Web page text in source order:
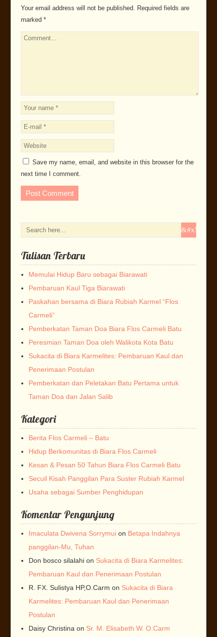
Your email address will not be published. Required fields are
marked *
Save my name, email, and website in this browser for the
next time I comment.
Tulisan Terbaru
Memulai Hidup Baru sebagai Biarawati
Pembaruan Kaul Tiga Biarawati
Paskahan bersama di Biara Rubiah Karmel “Flos
Carmeli”
Pemberkatan Taman Doa Biara Flos Carmeli Batu
Peresmian Taman Doa oleh Walikota Kota Batu
Sukacita di Biara Karmelites: Pembaruan Kaul dan
Penerimaan Postulan
Pemberkatan dan Peletakan Batu Pertama untuk
Taman Doa dan Jalan Salib
Kategori
Berita Flos Carmeli – Batu
Hidup Berkomunitas di Biara Flos Carmeli
Kesan & Pesan 50 Tahun Biara Flos Carmeli Batu
Secuil Kisah Panggilan Para Suster Rubiah Karmel
Usaha sebagai Sumber Penghidupan
Komentar Pengunjung
Imaculata Dwivena Sorrymuion Betapa Indahnya
panggilan-Mu, Tuhan
Don bosco silalahion Sukacita di Biara Karmelites:
Pembaruan Kaul dan Penerimaan Postulan
R. FX. Sulistya HP,O.Carm on Sukacita di Biara
Karmelites: Pembaruan Kaul dan Penerimaan
Postulan
Daisy Christinaon Sr. M. Elisabeth W. O.Carm